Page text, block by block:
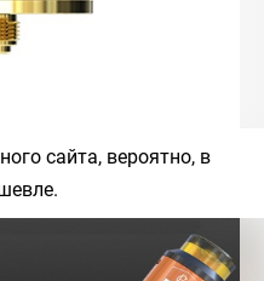
сайта, вероятно, в